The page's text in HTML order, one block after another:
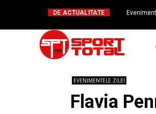
DE ACTUALITATE
EVENIMENTELE ZILEI
Flavia